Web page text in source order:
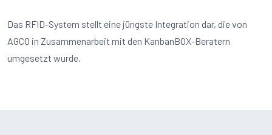
Das RFID-System stellt eine jüngste Integration dar, die von
AGCO in Zusammenarbeit mit den KanbanBOX-Beratern
umgesetzt wurde.